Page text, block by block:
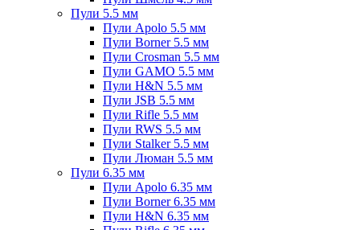
Пули 5.5 мм
Пули Apolo 5.5 мм
Пули Borner 5.5 мм
Пули Crosman 5.5 мм
Пули GAMO 5.5 мм
Пули H&N 5.5 мм
Пули JSB 5.5 мм
Пули Rifle 5.5 мм
Пули RWS 5.5 мм
Пули Stalker 5.5 мм
Пули Люман 5.5 мм
Пули 6.35 мм
Пули Apolo 6.35 мм
Пули Borner 6.35 мм
Пули H&N 6.35 мм